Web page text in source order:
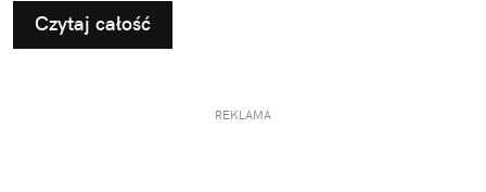
Czytaj całość
REKLAMA